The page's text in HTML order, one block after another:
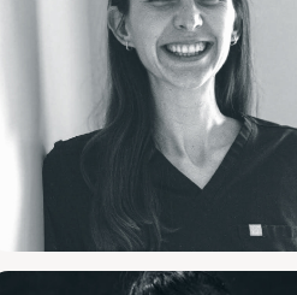
IPSPL (Longueuil)